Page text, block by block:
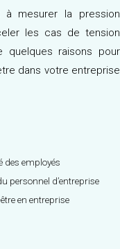
mesurer la pression
les cas de tension
quelques raisons pour
dans votre entreprise
des employés
personnel d’entreprise
en entreprise